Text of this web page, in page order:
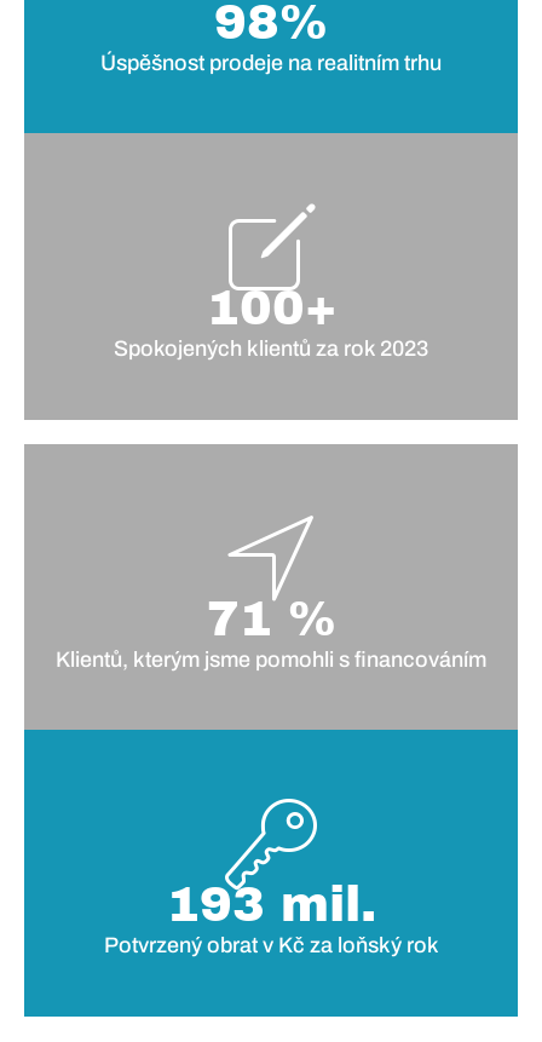
98%
Úspěšnost prodeje na realitním trhu
100+
Spokojených klientů za rok 2023
71 %
Klientů, kterým jsme pomohli s financováním
193 mil.
Potvrzený obrat v Kč za loňský rok